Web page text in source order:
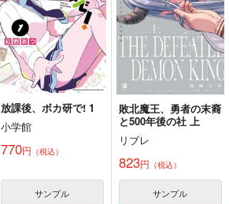
to you 上
なきくじら
五条悟×虎杖悠仁
たとえばこんな「仮
定」の話。
闇空の光
550円（税込）
五条悟×虎杖悠仁
呪術廻戦
五条悟×虎杖悠仁
サンプル
専売 677円（税込）
呪術廻戦
五条悟×虎杖悠仁
サンプル
カート
放課後、ボカ研で! 1
小学館
770円 （税込）
サンプル
敗北魔王、勇者の末裔
と500年後の社 上
リブレ
823円 （税込）
サンプル